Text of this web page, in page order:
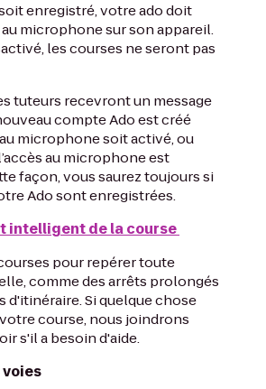
enregistré, votre ado doit
microphone sur son appareil.
les courses ne seront pas
tuteurs recevront un message
compte Ado est créé
au microphone soit activé, ou
au microphone est
façon, vous saurez toujours si
Ado sont enregistrées.
intelligent de la course
pour repérer toute
comme des arrêts prolongés
d'itinéraire. Si quelque chose
course, nous joindrons
s'il a besoin d'aide.
voies